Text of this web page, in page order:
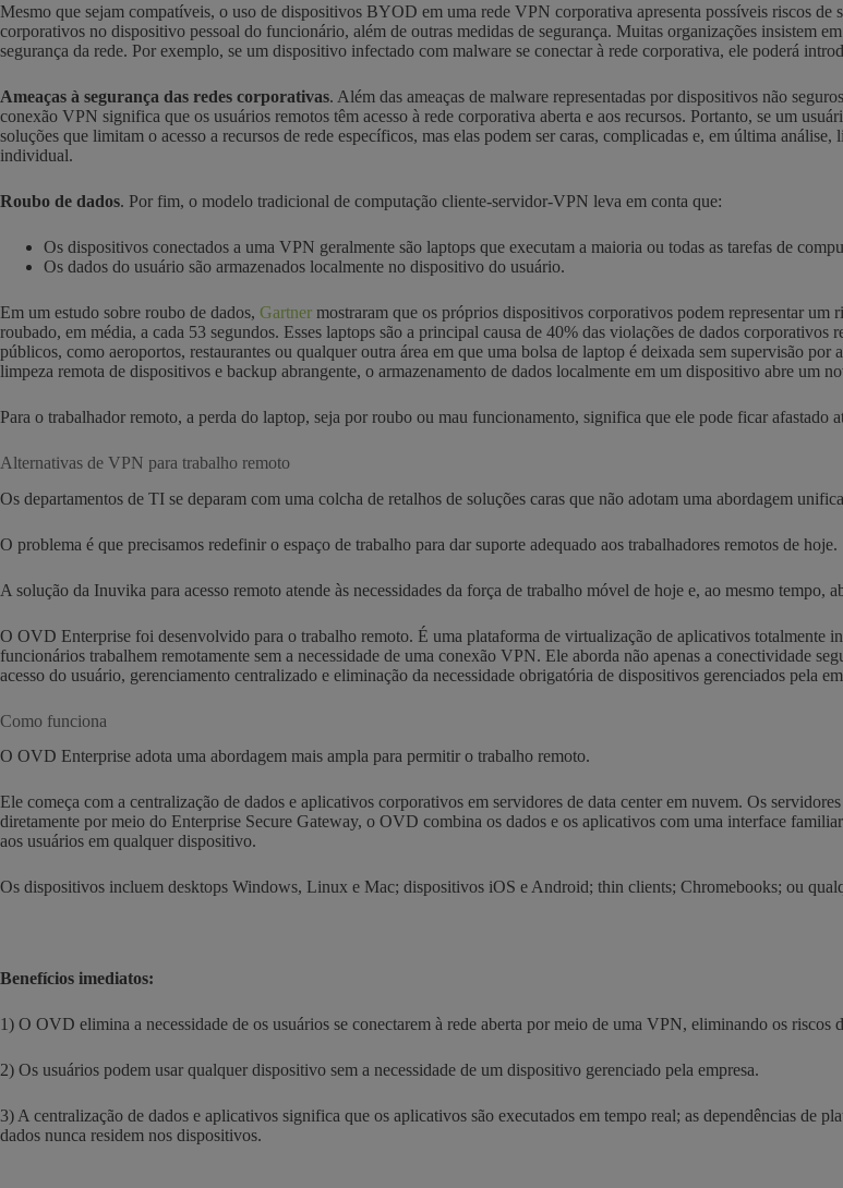
Mesmo que sejam compatíveis, o uso de dispositivos BYOD em uma rede VPN corporativa apresenta possíveis riscos
corporativos no dispositivo pessoal do funcionário, além de outras medidas de segurança. Muitas organizações insistem
segurança da rede. Por exemplo, se um dispositivo infectado com malware se conectar à rede corporativa, ele poderá
Ameaças à segurança das redes corporativas. Além das ameaças de malware representadas por dispositivos não
conexão VPN significa que os usuários remotos têm acesso à rede corporativa aberta e aos recursos. Portanto, se um
soluções que limitam o acesso a recursos de rede específicos, mas elas podem ser caras, complicadas e, em última
individual.
Roubo de dados. Por fim, o modelo tradicional de computação cliente-servidor-VPN leva em conta que:
Os dispositivos conectados a uma VPN geralmente são laptops que executam a maioria ou todas as tarefas de
Os dados do usuário são armazenados localmente no dispositivo do usuário.
Em um estudo sobre roubo de dados, Gartner mostraram que os próprios dispositivos corporativos podem representar
roubado, em média, a cada 53 segundos. Esses laptops são a principal causa de 40% das violações de dados
públicos, como aeroportos, restaurantes ou qualquer outra área em que uma bolsa de laptop é deixada sem supervisão
limpeza remota de dispositivos e backup abrangente, o armazenamento de dados localmente em um dispositivo abre um
Para o trabalhador remoto, a perda do laptop, seja por roubo ou mau funcionamento, significa que ele pode ficar afastado
Alternativas de VPN para trabalho remoto
Os departamentos de TI se deparam com uma colcha de retalhos de soluções caras que não adotam uma abordagem
O problema é que precisamos redefinir o espaço de trabalho para dar suporte adequado aos trabalhadores remotos de hoje.
A solução da Inuvika para acesso remoto atende às necessidades da força de trabalho móvel de hoje e, ao mesmo
O OVD Enterprise foi desenvolvido para o trabalho remoto. É uma plataforma de virtualização de aplicativos totalmente
funcionários trabalhem remotamente sem a necessidade de uma conexão VPN. Ele aborda não apenas a conectividade
acesso do usuário, gerenciamento centralizado e eliminação da necessidade obrigatória de dispositivos gerenciados pela
Como funciona
O OVD Enterprise adota uma abordagem mais ampla para permitir o trabalho remoto.
Ele começa com a centralização de dados e aplicativos corporativos em servidores de data center em nuvem. Os
diretamente por meio do Enterprise Secure Gateway, o OVD combina os dados e os aplicativos com uma interface
aos usuários em qualquer dispositivo.
Os dispositivos incluem desktops Windows, Linux e Mac; dispositivos iOS e Android; thin clients; Chromebooks; ou
Benefícios imediatos:
1) O OVD elimina a necessidade de os usuários se conectarem à rede aberta por meio de uma VPN, eliminando os riscos
2) Os usuários podem usar qualquer dispositivo sem a necessidade de um dispositivo gerenciado pela empresa.
3) A centralização de dados e aplicativos significa que os aplicativos são executados em tempo real; as dependências de
dados nunca residem nos dispositivos.